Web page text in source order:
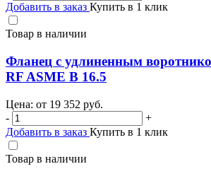
Добавить в заказ Купить в 1 клик
Товар в наличии
Фланец с удлиненным
RF ASME B 16.5
Цена: от 19 352 руб.
-
+
Добавить в заказ Купить в 1 клик
Товар в наличии